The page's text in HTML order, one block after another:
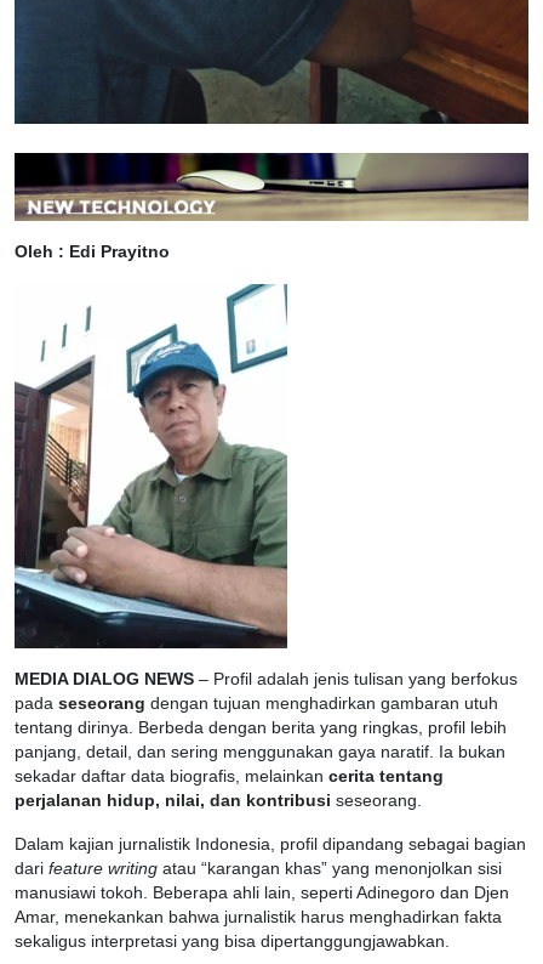
Oleh : Edi Prayitno
MEDIA DIALOG NEWS – Profil adalah jenis tulisan yang berfokus
pada seseorang dengan tujuan menghadirkan gambaran utuh
tentang dirinya. Berbeda dengan berita yang ringkas, profil lebih
panjang, detail, dan sering menggunakan gaya naratif. Ia bukan
sekadar daftar data biografis, melainkan cerita tentang
perjalanan hidup, nilai, dan kontribusi seseorang.
Dalam kajian jurnalistik Indonesia, profil dipandang sebagai bagian
dari feature writing atau “karangan khas” yang menonjolkan sisi
manusiawi tokoh. Beberapa ahli lain, seperti Adinegoro dan Djen
Amar, menekankan bahwa jurnalistik harus menghadirkan fakta
sekaligus interpretasi yang bisa dipertanggungjawabkan.